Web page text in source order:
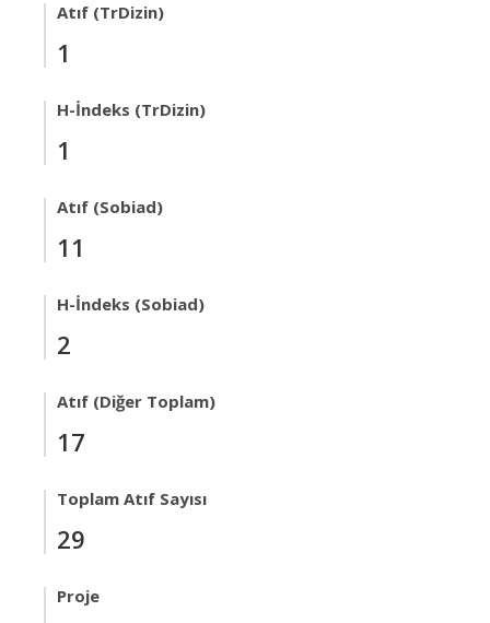
Atıf (TrDizin)
1
H-İndeks (TrDizin)
1
Atıf (Sobiad)
11
H-İndeks (Sobiad)
2
Atıf (Diğer Toplam)
17
Toplam Atıf Sayısı
29
Proje